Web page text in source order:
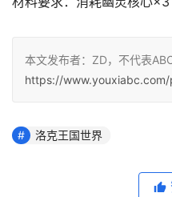
本文发布者：ZD，不代表
https://
洛克王国世界